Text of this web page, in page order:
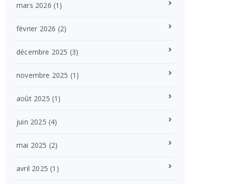
mars 2026 (1)
février 2026 (2)
décembre 2025 (3)
novembre 2025 (1)
août 2025 (1)
juin 2025 (4)
mai 2025 (2)
avril 2025 (1)